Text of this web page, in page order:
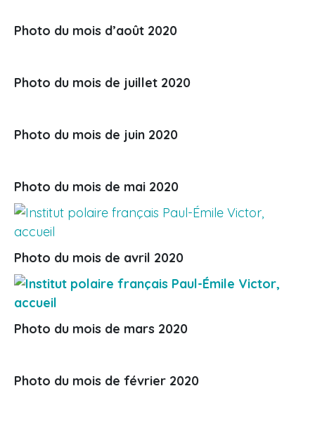
Photo du mois d’août 2020
Photo du mois de juillet 2020
Photo du mois de juin 2020
Photo du mois de mai 2020
Photo du mois de avril 2020
Photo du mois de mars 2020
Photo du mois de février 2020